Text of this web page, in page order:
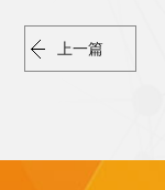
上一篇